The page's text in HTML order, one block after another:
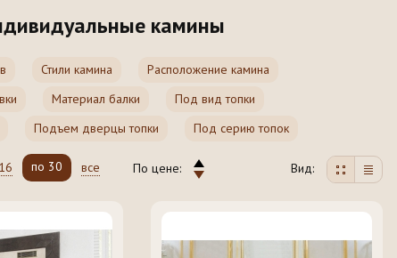
камины
Стили камина
Расположение камина
Материал балки
Под вид топки
Подъем дверцы топки Под серию топок
по 30 все По цене: Вид: